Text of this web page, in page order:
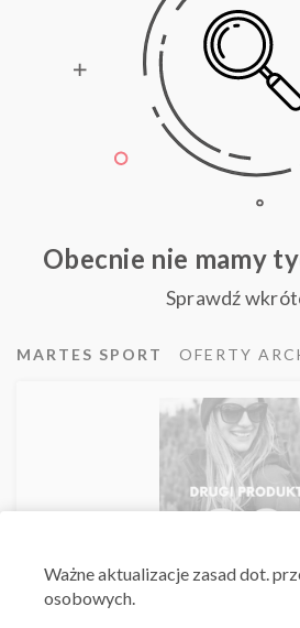
Obecnie nie mamy
Sprawdź
MARTES SPORT OFERTY
Ważne aktualizacje zasad dot.
osobowych.